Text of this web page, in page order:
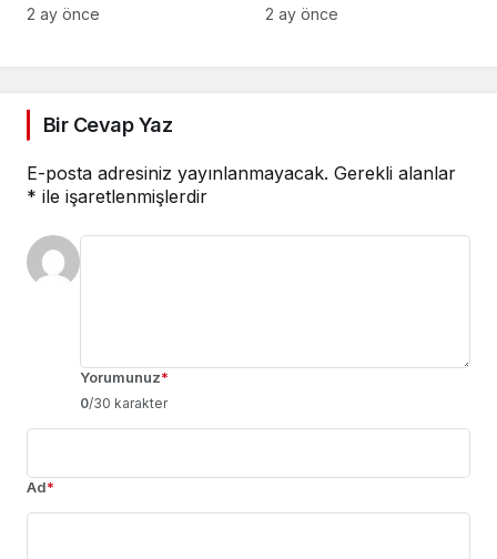
2 ay önce
durmadı
2 ay önce
Bir Cevap Yaz
E-posta adresiniz yayınlanmayacak. Gerekli alanlar
* ile işaretlenmişlerdir
Yorumunuz*
0/30 karakter
Ad*